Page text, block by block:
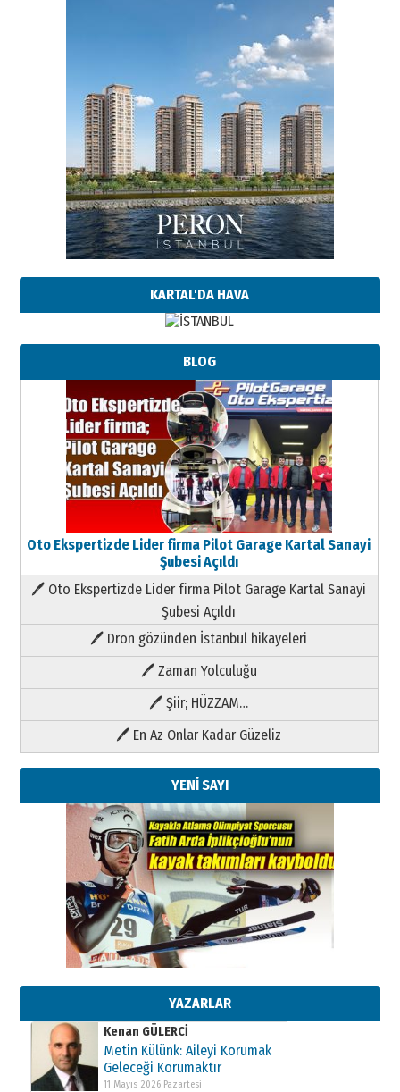
KARTAL'DA HAVA
BLOG
Oto Ekspertizde Lider firma Pilot Garage Kartal Sanayi
Şubesi Açıldı
🖊 Oto Ekspertizde Lider firma Pilot Garage Kartal Sanayi
Şubesi Açıldı
🖊 Dron gözünden İstanbul hikayeleri
🖊 Zaman Yolculuğu
🖊 Şiir; HÜZZAM…
🖊 En Az Onlar Kadar Güzeliz
YENİ SAYI
YAZARLAR
Kenan GÜLERCİ
Metin Külünk: Aileyi Korumak
11 Mayıs 2026 Pazartesi
Kenan GÜLERCİ
Metin Külünk: Aileyi Korumak
Geleceği Korumaktır
11 Mayıs 2026 Pazartesi